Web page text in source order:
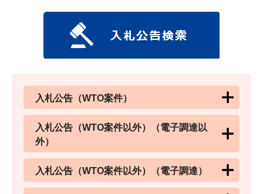
入札公告（WTO案件）
入札公告（WTO案件以外）（電子調達以
外）
入札公告（WTO案件以外）（電子調達）